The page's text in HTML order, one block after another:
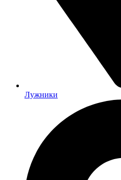
Лужники